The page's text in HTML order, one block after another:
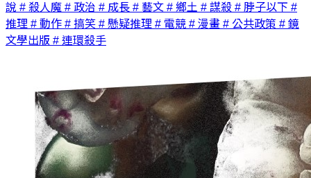
說 # 殺人魔 # 政治 # 成長 # 藝文 # 鄉土 # 謀殺 # 脖子以下 #
推理 # 動作 # 搞笑 # 懸疑推理 # 電競 # 漫畫 # 公共政策 # 鏡
文學出版 # 連環殺手